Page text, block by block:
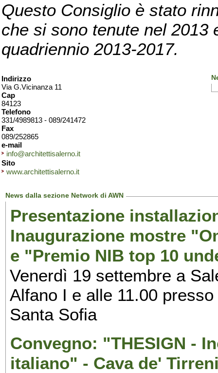
Questo Consiglio è stato
che si sono tenute nel 2013
quadriennio 2013-2017.
Indirizzo
Via G.Vicinanza 11
Cap
84123
Telefono
331/4989813 - 089/241472
Fax
089/252865
e-mail
info@architettisalerno.it
Sito
www.architettisalerno.it
News dalla sezione Network di AWN
Presentazione
Inaugurazione mostre
e "Premio NIB top 10
Venerdì 19 settembre a
Alfano I e alle 11.00
Santa Sofia
Convegno: "THESIGN -
italiano" - Cava de'